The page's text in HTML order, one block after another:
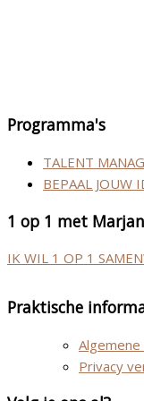
Programma's
TALENT
BEPAAL JOUW
1 op 1 met
IK WIL 1 OP 1
Praktische
Privacy